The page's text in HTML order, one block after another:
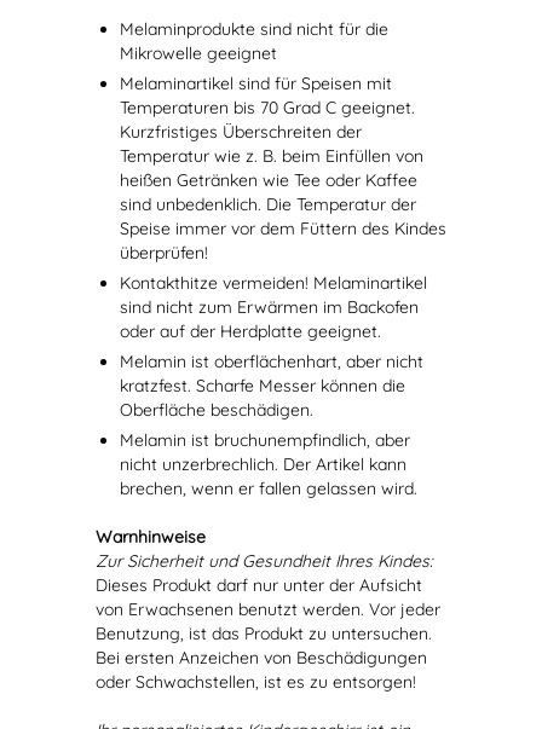
Melaminprodukte sind nicht für die
Mikrowelle geeignet
Melaminartikel sind für Speisen mit
Temperaturen bis 70 Grad C geeignet.
Kurzfristiges Überschreiten der
Temperatur wie z. B. beim Einfüllen von
heißen Getränken wie Tee oder Kaffee
sind unbedenklich. Die Temperatur der
Speise immer vor dem Füttern des Kindes
überprüfen!
Kontakthitze vermeiden! Melaminartikel
sind nicht zum Erwärmen im Backofen
oder auf der Herdplatte geeignet.
Melamin ist oberflächenhart, aber nicht
kratzfest. Scharfe Messer können die
Oberfläche beschädigen.
Melamin ist bruchunempfindlich, aber
nicht unzerbrechlich. Der Artikel kann
brechen, wenn er fallen gelassen wird.
Warnhinweise
Zur Sicherheit und Gesundheit Ihres Kindes:
Dieses Produkt darf nur unter der Aufsicht
von Erwachsenen benutzt werden. Vor jeder
Benutzung, ist das Produkt zu untersuchen.
Bei ersten Anzeichen von Beschädigungen
oder Schwachstellen, ist es zu entsorgen!